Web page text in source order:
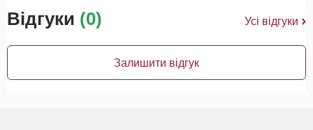
Відгуки (0) Усі відгуки
Залишити відгук